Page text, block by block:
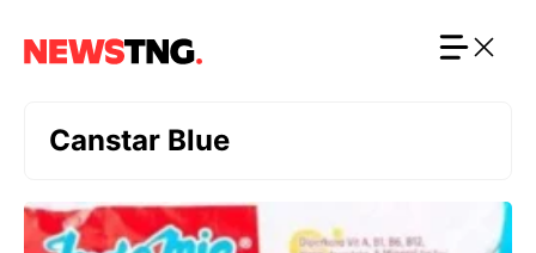
Canstar Blue